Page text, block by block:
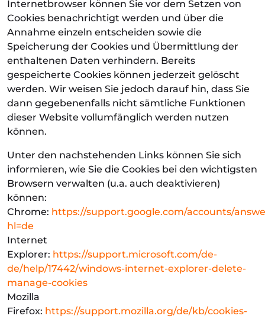
Internetbrowser können Sie vor dem Setzen von
Cookies benachrichtigt werden und über die
Annahme einzeln entscheiden sowie die
Speicherung der Cookies und Übermittlung der
enthaltenen Daten verhindern. Bereits
gespeicherte Cookies können jederzeit gelöscht
werden. Wir weisen Sie jedoch darauf hin, dass Sie
dann gegebenenfalls nicht sämtliche Funktionen
dieser Website vollumfänglich werden nutzen
können.
Unter den nachstehenden Links können Sie sich
informieren, wie Sie die Cookies bei den wichtigsten
Browsern verwalten (u.a. auch deaktivieren)
können:
Chrome: https://support.google.com/accounts/
hl=de
Internet
Explorer: https://support.microsoft.com/de-
de/help/17442/windows-internet-explorer-delete-
manage-cookies
Mozilla
Firefox: https://support.mozilla.org/de/kb/cookies-